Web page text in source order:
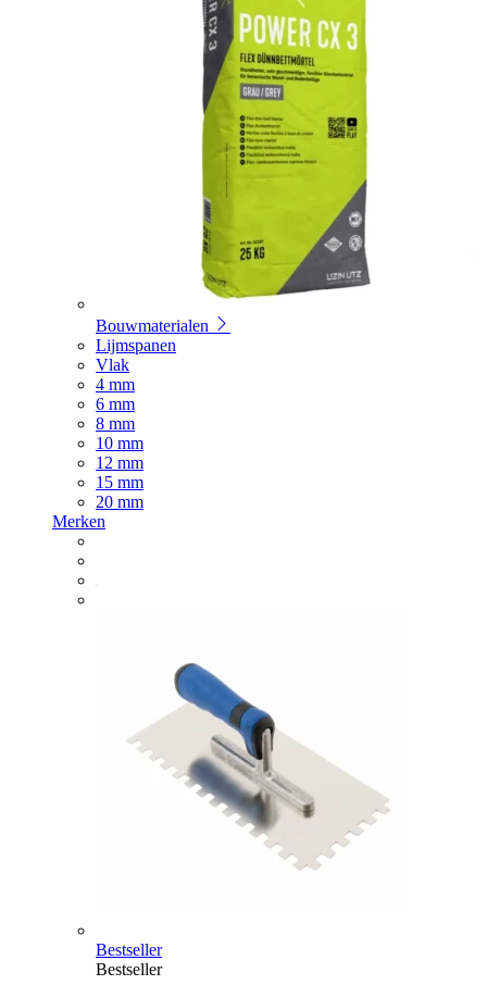
Bouwmaterialen
Lijmspanen
Vlak
4 mm
6 mm
8 mm
10 mm
12 mm
15 mm
20 mm
Merken
Bestseller
Bestseller